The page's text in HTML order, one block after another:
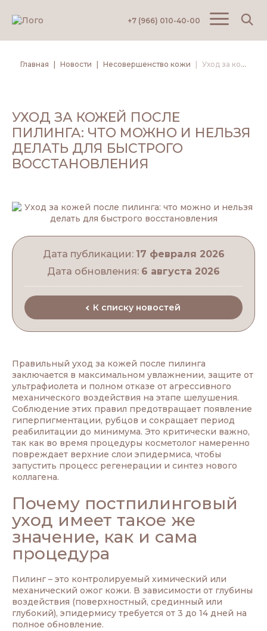
+7 (966) 010-40-00
Главная Новости Несовершенство кожи Уход за кожей после пилинга: что можно и нельзя делать для быстрого восстановления
УХОД ЗА КОЖЕЙ ПОСЛЕ
ПИЛИНГА: ЧТО МОЖНО И НЕЛЬЗЯ
ДЕЛАТЬ ДЛЯ БЫСТРОГО
ВОССТАНОВЛЕНИЯ
Дата публикации: 17 февраля 2026
Дата обновления: 6 августа 2026
К списку новостей
Правильный уход за кожей после пилинга
заключается в максимальном увлажнении, защите от
ультрафиолета и полном отказе от агрессивного
механического воздействия на этапе шелушения.
Соблюдение этих правил предотвращает появление
гиперпигментации, рубцов и сокращает период
реабилитации до минимума. Это критически важно,
так как во время процедуры косметолог намеренно
повреждает верхние слои эпидермиса, чтобы
запустить процесс регенерации и синтез нового
коллагена.
Почему постпилинговый
уход имеет такое же
значение, как и сама
процедура
Пилинг – это контролируемый химический или
механический ожог кожи. В зависимости от глубины
воздействия (поверхностный, срединный или
глубокий), эпидермису требуется от 3 до 14 дней на
полное обновление.